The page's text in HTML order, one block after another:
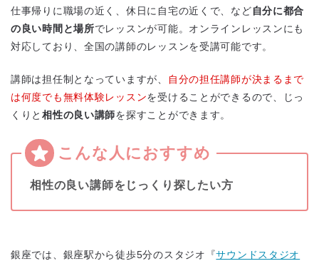
仕事帰りに職場の近く、休日に自宅の近くで、など自分に都合
の良い時間と場所でレッスンが可能。オンラインレッスンにも
対応しており、全国の講師のレッスンを受講可能です。
講師は担任制となっていますが、
自分の担任講師が決まるまで
は何度でも無料体験レッスンを受けることができるので、じっ
くりと相性の良い講師を探すことができます。
相性の良い講師をじっくり探したい方
銀座では、銀座駅から徒歩5分のスタジオ『サウンドスタジオ